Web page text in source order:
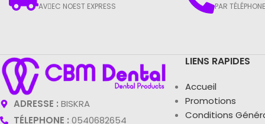
AVِEC NOEST EXPRESS PAR
ADRESSE : BISKRA
TÉLEPHONE : 0540682654
LIENS RAPIDES
Accueil
Promotions
Conditions